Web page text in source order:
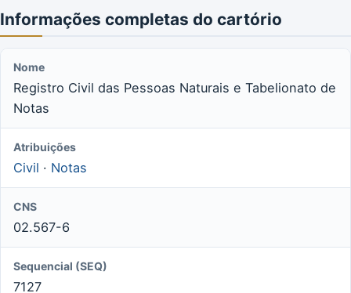
Informações completas do cartório
Nome
Registro Civil das Pessoas Naturais e Tabelionato de
Notas
Atribuições
Civil · Notas
CNS
02.567-6
Sequencial (SEQ)
7127